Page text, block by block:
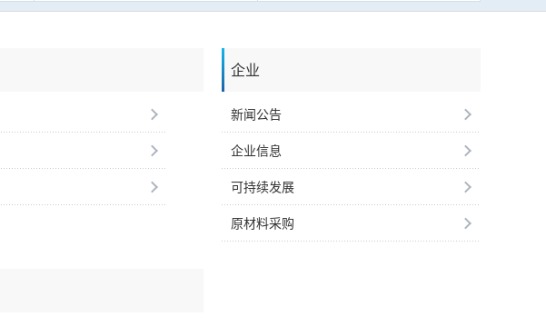
企业
新闻公告
企业信息
可持续发展
原材料采购